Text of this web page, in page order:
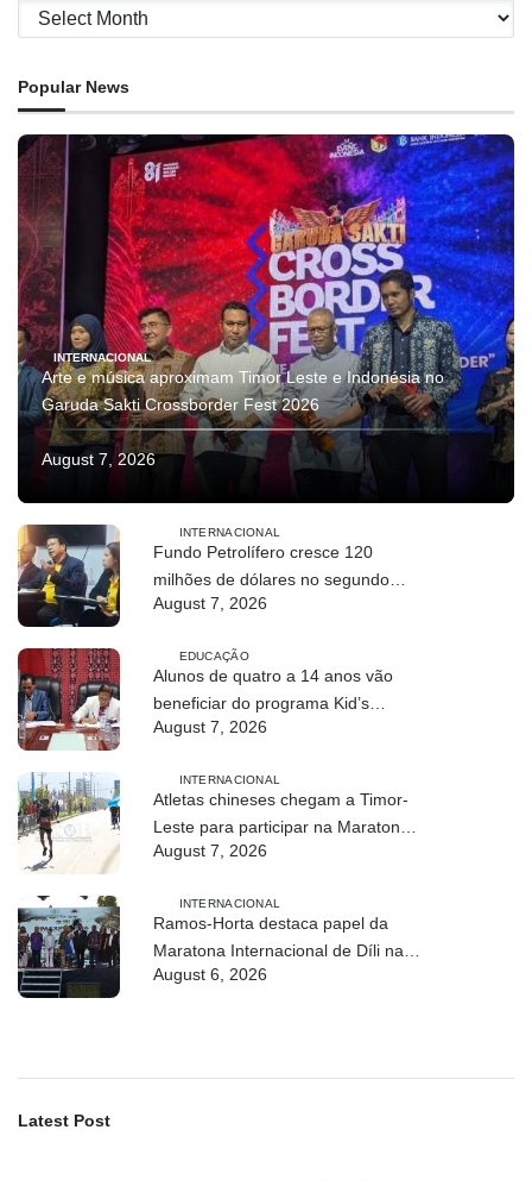
Archives
Popular News
INTERNACIONAL
Arte e música aproximam Timor Leste e Indonésia no
Garuda Sakti Crossborder Fest 2026
August 7, 2026
INTERNACIONAL
Fundo Petrolífero cresce 120
milhões de dólares no segundo
trimestre
August 7, 2026
EDUCAÇÃO
Alunos de quatro a 14 anos vão
beneficiar do programa Kid’s
Athletics
August 7, 2026
INTERNACIONAL
Atletas chineses chegam a Timor-
Leste para participar na Maratona
Internacional de Díli 2026
August 7, 2026
INTERNACIONAL
Ramos-Horta destaca papel da
Maratona Internacional de Díli na
mobilização da juventude
August 6, 2026
Latest Post